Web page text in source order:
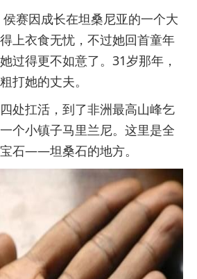
因成长在坦桑尼亚的一个大
上衣食无忧，不过她回首童年
过得更不如意了。31岁那年，
打她的丈夫。
扛活，到了非洲最高山峰乞
个小镇子马里兰尼。这里是全
石——坦桑石的地方。